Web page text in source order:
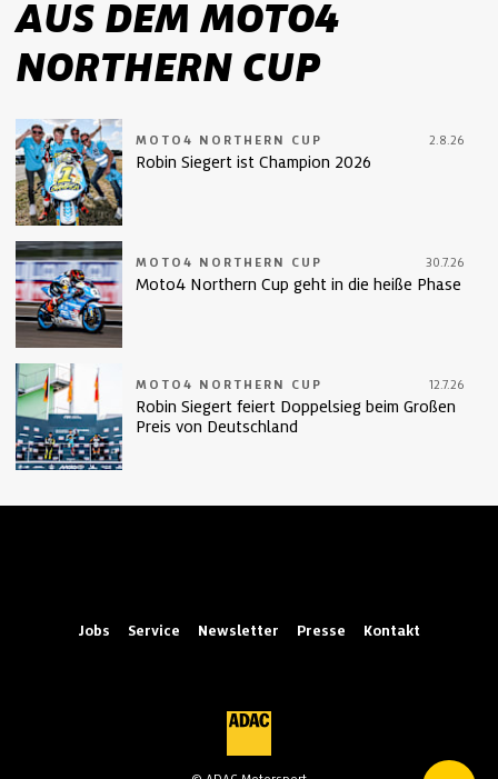
AUS DEM MOTO4
NORTHERN CUP
MOTO4 NORTHERN CUP 2.8.26
Robin Siegert ist Champion 2026
MOTO4 NORTHERN CUP 30.7.26
Moto4 Northern Cup geht in die heiße Phase
MOTO4 NORTHERN CUP 12.7.26
Robin Siegert feiert Doppelsieg beim Großen
Preis von Deutschland
Jobs Service Newsletter Presse Kontakt